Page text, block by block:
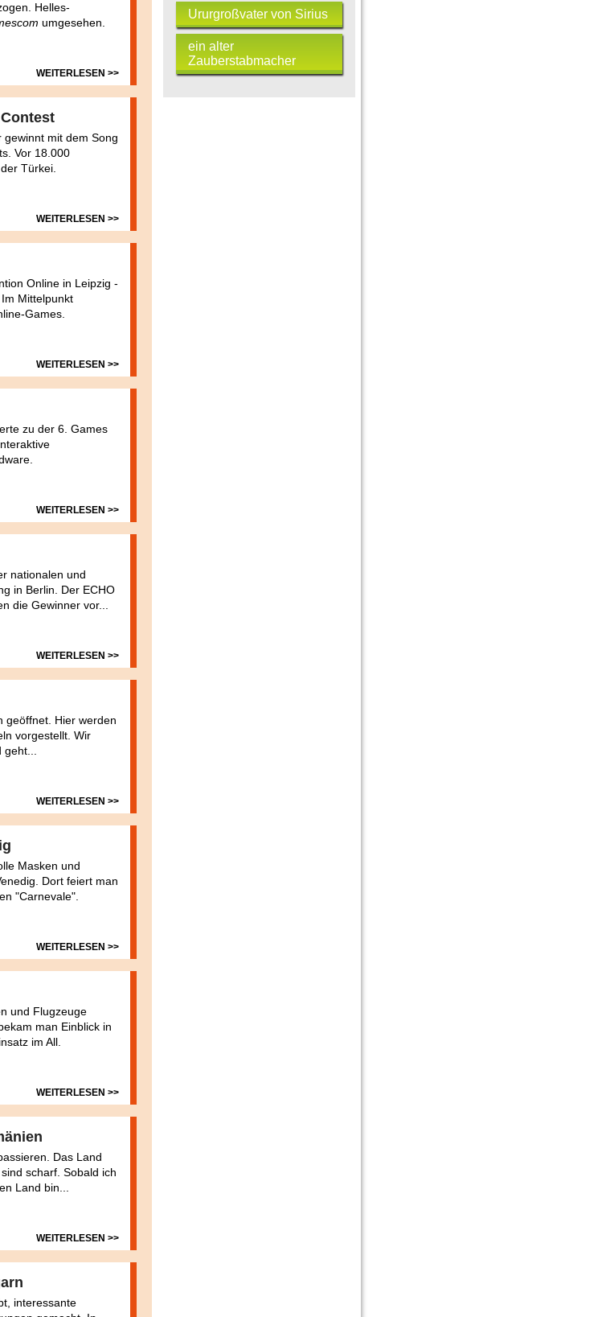
Helles-
umgesehen.
WEITERLESEN >>
mit dem Song
Vor 18.000
Türkei.
WEITERLESEN >>
Online in Leipzig -
Mittelpunkt
Games.
WEITERLESEN >>
zu der 6. Games
WEITERLESEN >>
nationalen und
in Berlin. Der ECHO
die Gewinner vor...
WEITERLESEN >>
geöffnet. Hier werden
vorgestellt. Wir
WEITERLESEN >>
Masken und
Dort feiert man
"Carnevale".
WEITERLESEN >>
und Flugzeuge
man Einblick in
im All.
WEITERLESEN >>
Das Land
scharf. Sobald ich
Land bin...
WEITERLESEN >>
interessante
Ururgroßvater von Sirius
ein alter
Zauberstabmacher